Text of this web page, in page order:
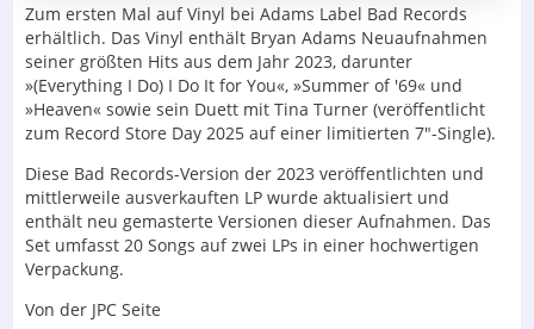
Zum ersten Mal auf Vinyl bei Adams Label Bad Records
erhältlich. Das Vinyl enthält Bryan Adams Neuaufnahmen
seiner größten Hits aus dem Jahr 2023, darunter
»(Everything I Do) I Do It for You«, »Summer of '69« und
»Heaven« sowie sein Duett mit Tina Turner (veröffentlicht
zum Record Store Day 2025 auf einer limitierten 7"-Single).
Diese Bad Records-Version der 2023 veröffentlichten und
mittlerweile ausverkauften LP wurde aktualisiert und
enthält neu gemasterte Versionen dieser Aufnahmen. Das
Set umfasst 20 Songs auf zwei LPs in einer hochwertigen
Verpackung.
Von der JPC Seite